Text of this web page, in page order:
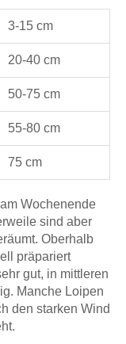
3-15 cm
20-40 cm
50-75 cm
55-80 cm
75 cm
Wochenende
sind aber
Oberhalb
präpariert
gut, in mittleren
Manche Loipen
den starken Wind